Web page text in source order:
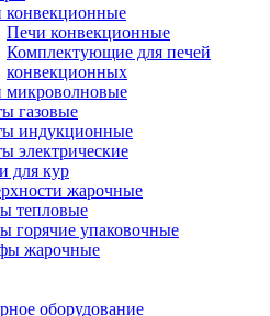
конвекционные
Печи конвекционные
Комплектующие для печей
конвекционных
микроволновые
газовые
индукционные
электрические
для кур
жарочные
тепловые
горячие упаковочные
жарочные
оборудование